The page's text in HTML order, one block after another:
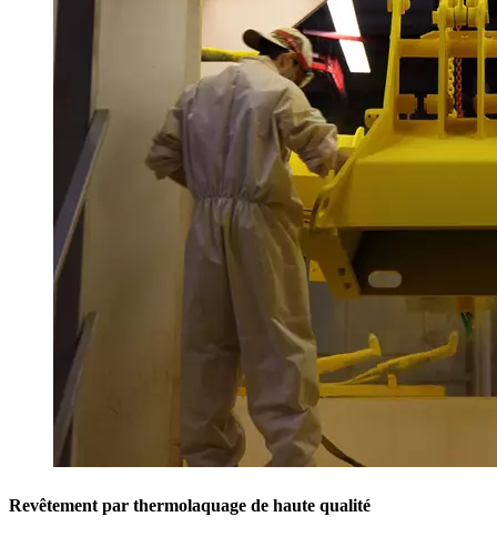
Revêtement par thermolaquage de haute qualité